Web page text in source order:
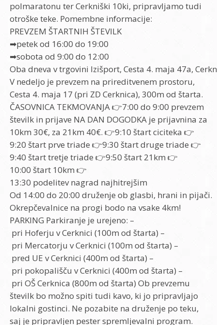
polmaratonu ter Cerkniški 10ki, pripravljamo tudi
otroške teke. Pomembne informacije:
PREVZEM ŠTARTNIH ŠTEVILK
➡petek od 16:00 do 19:00
➡sobota od 9:00 do 12:00
Oba dneva v trgovini Izišport, Cesta 4. maja 47a,
V nedeljo je prevzem na prireditvenem prostoru,
Cesta 4. maja 17 (pri ZD Cerknica), 300m od štarta.
ČASOVNICA TEKMOVANJA 👉7:00 do 9:00 prevzem
številk in prijave NA DAN DOGODKA je prijavnina za
10km 30€, za 21km 40€. 👉9:10 štart ciciteka 👉
9:20 štart prve triade 👉9:30 štart druge triade 👉
9:40 štart tretje triade 👉9:50 štart 21km 👉
10:00 štart 10km 👉
13:30 podelitev nagrad najhitrejšim
Od 14:00 do 20:00 druženje ob glasbi, hrani in pijači.
Okrepčevalnice na progi bodo na vsake 4km!
PARKING Parkiranje je urejeno: –
pri Hoferju v Cerknici (100m od štarta) –
pri Mercatorju v Cerknici (100m od štarta) –
pred UE v Cerknici (400m od štarta) –
pri pokopališču v Cerknici (400m od štarta) –
pri OŠ Cerknica (800m od štarta) Ob prevzemu
številk bo možno spiti tudi kavo, ki jo pripravljajo
lokalni gostinci. Ne pozabite na druženje po teku,
saj je pripravljen pester spremljevalni program.